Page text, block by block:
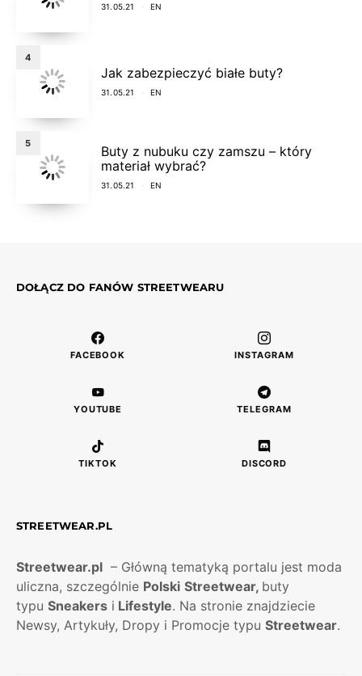
31.05.21 EN
4
Jak zabezpieczyć białe buty?
31.05.21 EN
5
Buty z nubuku czy zamszu – który
materiał wybrać?
31.05.21 EN
DOŁĄCZ DO FANÓW STREETWEARU
FACEBOOK INSTAGRAM
YOUTUBE TELEGRAM
TIKTOK DISCORD
STREETWEAR.PL
Streetwear.pl – Główną tematyką portalu jest moda
uliczna, szczególnie Polski Streetwear, buty
typu Sneakers i Lifestyle. Na stronie znajdziecie
Newsy, Artykuły, Dropy i Promocje typu Streetwear.